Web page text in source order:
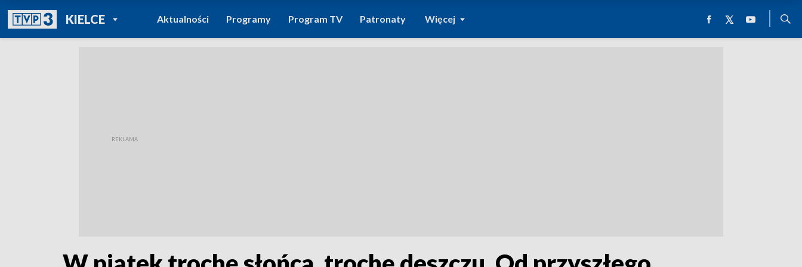
KIELCEPOWRÓT DO
TVP REGIONY
Aktualności Programy Program TV Patronaty Więcej